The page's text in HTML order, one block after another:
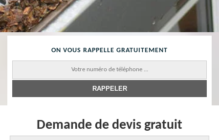
ON VOUS RAPPELLE GRATUITEMENT
Demande de devis gratuit